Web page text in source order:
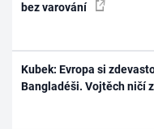
bez varování
Kubek: Evropa si
Bangladéši. Vojtěch ničí